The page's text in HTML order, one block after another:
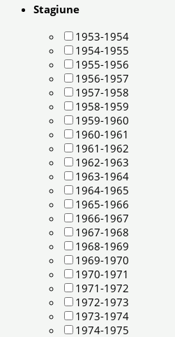
Stagiune
1953-1954
1954-1955
1955-1956
1956-1957
1957-1958
1958-1959
1959-1960
1960-1961
1961-1962
1962-1963
1963-1964
1964-1965
1965-1966
1966-1967
1967-1968
1968-1969
1969-1970
1970-1971
1971-1972
1972-1973
1973-1974
1974-1975